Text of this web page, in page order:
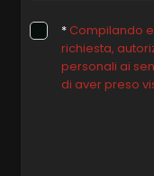
* Compilando
richiesta,
personali ai
di aver preso